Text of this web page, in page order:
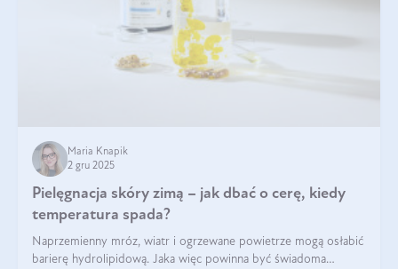
Maria Knapik
2 gru 2025
Pielęgnacja skóry zimą – jak dbać o cerę, kiedy
temperatura spada?
Naprzemienny mróz, wiatr i ogrzewane powietrze mogą osłabić
barierę hydrolipidową. Jaka więc powinna być świadoma